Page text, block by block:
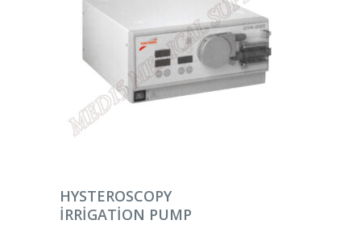
DEVAMINI OKU
HYSTEROSCOPY
IRRIGATION PUMP